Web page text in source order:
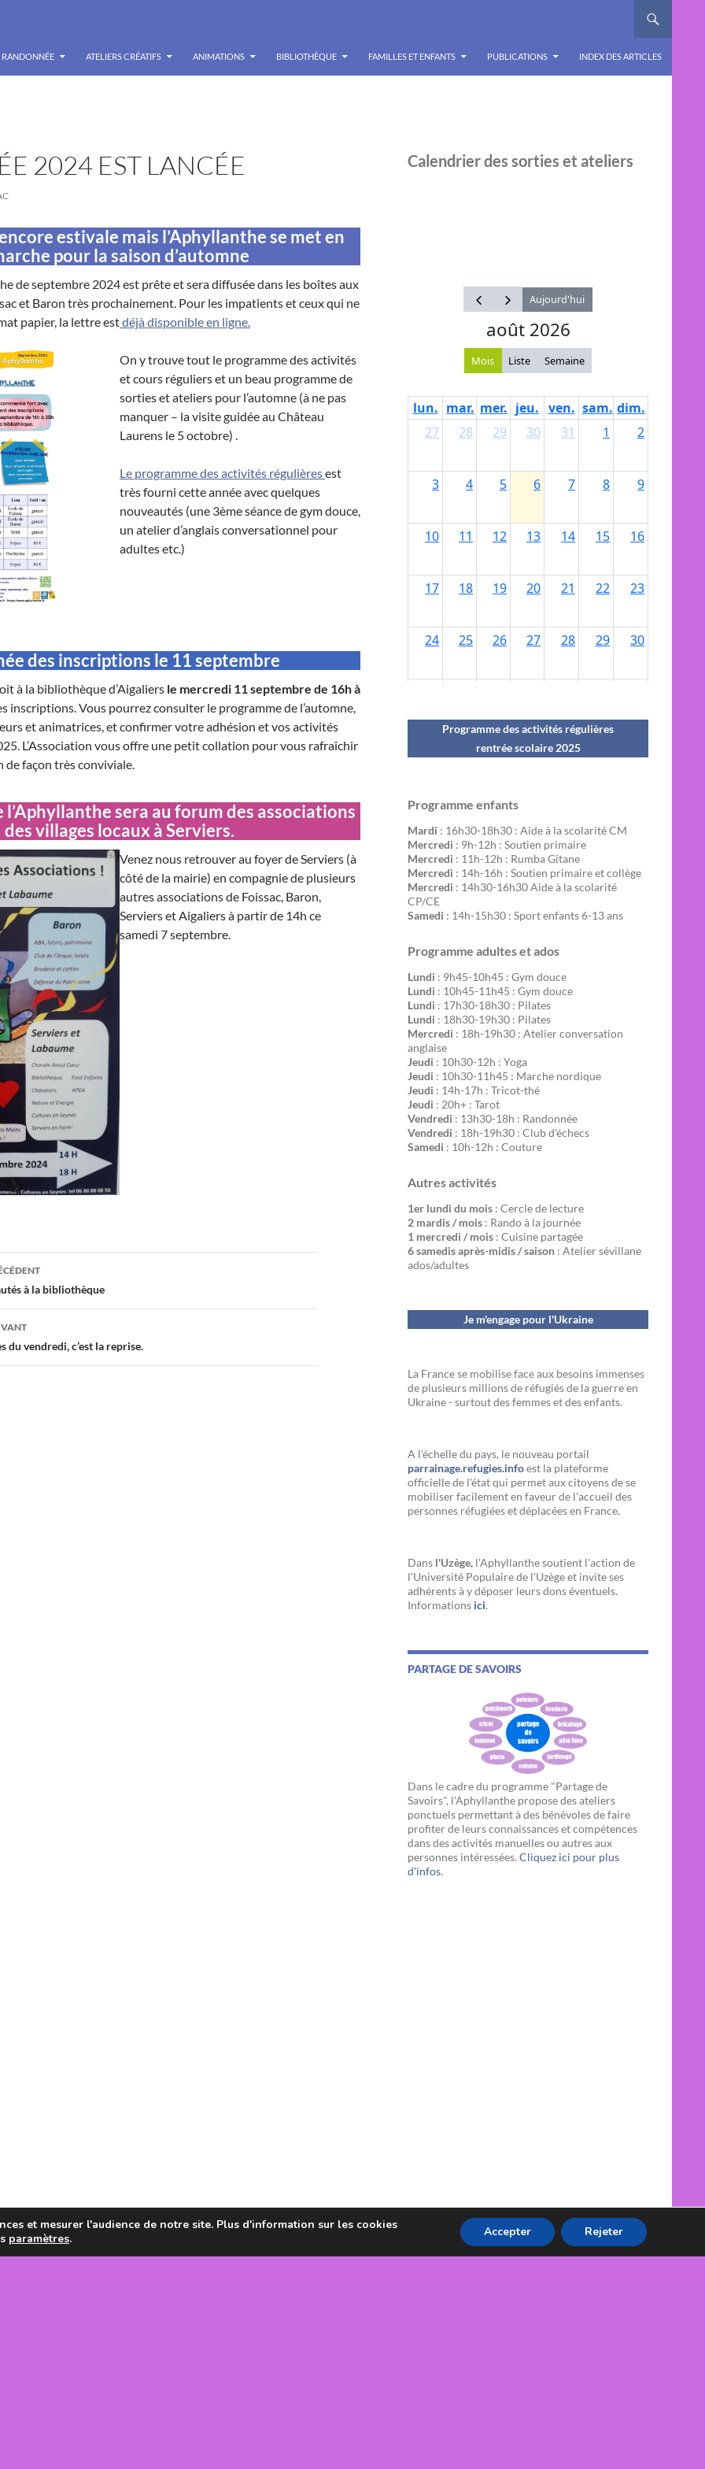
RANDONNÉE ATELIERS CRÉATIFS ANIMATIONS BIBLIOTHÈQUE FAMILLES ET ENFANTS PUBLICATIONS INDEX DES ARTICLES
2024 EST LANCÉE
estivale mais l’Aphyllanthe se met en
pour la saison d’automne
de septembre 2024 est prête et sera diffusée dans les boîtes aux
et Baron très prochainement. Pour les impatients et ceux qui ne
papier, la lettre estdéjà disponible en ligne.
On y trouve tout le programme des activités
et cours réguliers et un beau programme de
sorties et ateliers pour l’automne (à ne pas
manquer – la visite guidée au Château
Laurens le 5 octobre) .
Le programme des activités régulièresest
très fourni cette année avec quelques
nouveautés (une 3ème séance de gym douce,
un atelier d’anglais conversationnel pour
adultes etc.)
des inscriptions le 11 septembre
à la bibliothèque d’Aigaliers le mercredi 11 septembre de 16h à
inscriptions. Vous pourrez consulter le programme de l’automne,
et animatrices, et confirmer votre adhésion et vos activités
L’Association vous offre une petit collation pour vous rafraîchir
de façon très conviviale.
l’Aphyllanthe sera au forum des associations
des villages locaux à Serviers.
Venez nous retrouver au foyer de Serviers (à
côté de la mairie) en compagnie de plusieurs
autres associations de Foissac, Baron,
Serviers et Aigaliers à partir de 14h ce
samedi 7 septembre.
à la bibliothèque
du vendredi, c’est la reprise.
Calendrier des sorties et ateliers
Programme des activités régulières
rentrée scolaire 2025
Programme enfants
Mardi : 16h30-18h30 : Aide à la scolarité CM
Mercredi : 9h-12h : Soutien primaire
Mercredi : 11h-12h : Rumba Gitane
Mercredi : 14h-16h : Soutien primaire et collège
Mercredi : 14h30-16h30 Aide à la scolarité
CP/CE
Samedi : 14h-15h30 : Sport enfants 6-13 ans
Programme adultes et ados
Lundi : 9h45-10h45 : Gym douce
Lundi : 10h45-11h45 : Gym douce
Lundi : 17h30-18h30 : Pilates
Lundi : 18h30-19h30 : Pilates
Mercredi : 18h-19h30 : Atelier conversation
anglaise
Jeudi : 10h30-12h : Yoga
Jeudi : 10h30-11h45 : Marche nordique
Jeudi : 14h-17h : Tricot-thé
Jeudi : 20h+ : Tarot
Vendredi : 13h30-18h : Randonnée
Vendredi : 18h-19h30 : Club d'échecs
Samedi : 10h-12h : Couture
Autres activités
1er lundi du mois : Cercle de lecture
2 mardis / mois : Rando à la journée
1 mercredi / mois : Cuisine partagée
6 samedis après-midis / saison : Atelier sévillane
ados/adultes
Je m'engage pour l'Ukraine
La France se mobilise face aux besoins immenses
de plusieurs millions de réfugiés de la guerre en
Ukraine - surtout des femmes et des enfants.
A l’échelle du pays, le nouveau portail
parrainage.refugies.infoest la plateforme
officielle de l'état qui permet aux citoyens de se
mobiliser facilement en faveur de l'accueil des
personnes réfugiées et déplacées en France.
Dans l'Uzège, l'Aphyllanthe soutient l'action de
l'Université Populaire de l'Uzège et invite ses
adhérents à y déposer leurs dons éventuels.
Informations ici.
PARTAGE DE SAVOIRS
Dans le cadre du programme "Partage de
Savoirs", l'Aphyllanthe propose des ateliers
ponctuels permettant à des bénévoles de faire
profiter de leurs connaissances et compétences
dans des activités manuelles ou autres aux
personnes intéressées. Cliquez ici pour plus
d'infos.
et mesurer l'audience de notre site. Plus d'information sur les cookies
paramètres. Accepter Rejeter